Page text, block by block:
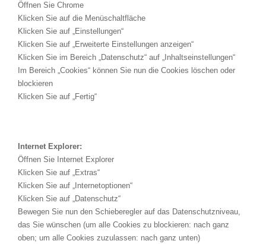
Öffnen Sie Chrome
Klicken Sie auf die Menüschaltfläche
Klicken Sie auf „Einstellungen“
Klicken Sie auf „Erweiterte Einstellungen anzeigen“
Klicken Sie im Bereich „Datenschutz“ auf „Inhaltseinstellungen“
Im Bereich „Cookies“ können Sie nun die Cookies löschen oder
blockieren
Klicken Sie auf „Fertig“
Internet Explorer:
Öffnen Sie Internet Explorer
Klicken Sie auf „Extras“
Klicken Sie auf „Internetoptionen“
Klicken Sie auf „Datenschutz“
Bewegen Sie nun den Schieberegler auf das Datenschutzniveau,
das Sie wünschen (um alle Cookies zu blockieren: nach ganz
oben; um alle Cookies zuzulassen: nach ganz unten)